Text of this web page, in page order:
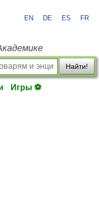
EN DE ES FR
Найти!
Игры ⚽